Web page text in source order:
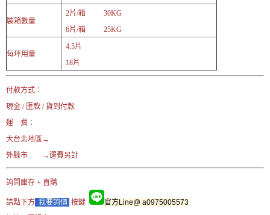
裝箱數量
2片/箱 30KG
6片/箱 25KG
每坪用量
4.5片
18片
付款方式：
現金 / 匯款 / 貨到付款
運 費：
大台北地區→
外縣市 →運費另計
詢問庫存 + 直購
請點下方 我要詢價 按鍵
官方Line@ a0975005573